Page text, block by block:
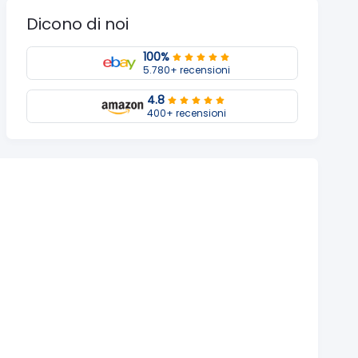
Dicono di noi
100%
5.780+ recensioni
4.8
400+ recensioni